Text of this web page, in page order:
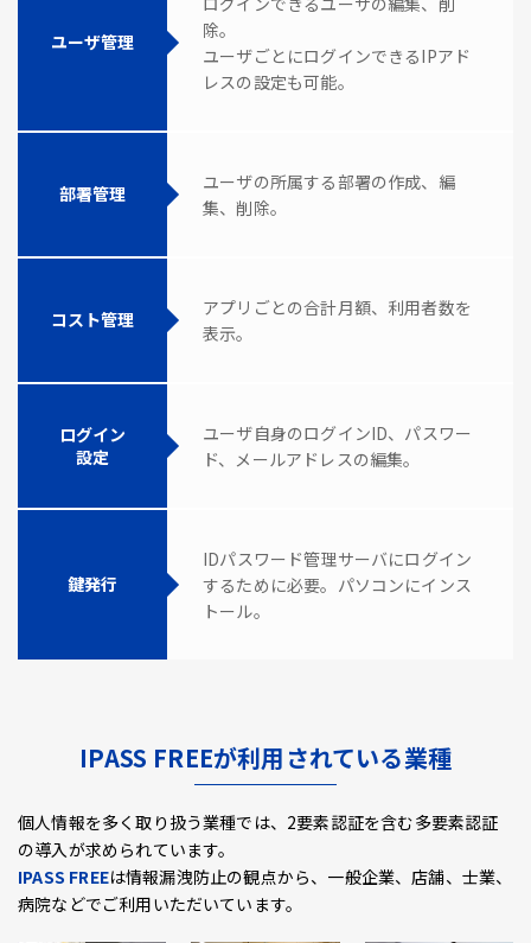
ユーザ管理
除。
ユーザごとにログインできるIPアド
レスの設定も可能。
部署管理
ユーザの所属する部署の作成、編
集、削除。
コスト管理
アプリごとの合計月額、利用者数を
表示。
ログイン
設定
ユーザ自身のログインID、パスワー
ド、メールアドレスの編集。
鍵発行
IDパスワード管理サーバにログイン
するために必要。パソコンにインス
トール。
IPASS FREEが利用されている業種
個人情報を多く取り扱う業種では、2要素認証を含む多要素認証
の導入が求められています。
IPASS FREEは情報漏洩防止の観点から、一般企業、店舗、士業、
病院などでご利用いただいています。